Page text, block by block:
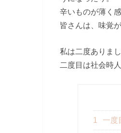
辛いものが薄く
皆さんは、味覚
私は二度ありま
二度目は社会時
1 一度